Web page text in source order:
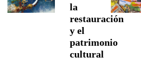
la
restauración
y el
patrimonio
cultural